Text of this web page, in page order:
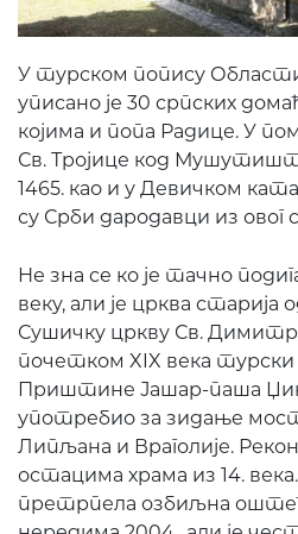
У турском попису
уписано је 30 српских
којима и попа Радице. У
Св. Тројице код
1465. као и у Девичком
су Срби дародавци из овог
Не зна се ко је тачно
веку, али је црква старија
Сушичку цркву Св.
почетком XIX века турски
Приштине Јашар-паша
употребио за зидање
Липљана и Враголије.
остацима храма из 14.
претрпела озбиљна